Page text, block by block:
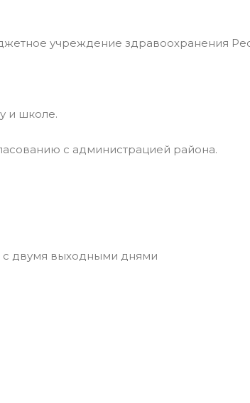
учреждение здравоохранения
и школе.
с администрацией района.
двумя выходными днями